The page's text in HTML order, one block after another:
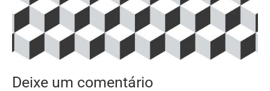
Deixe um comentário